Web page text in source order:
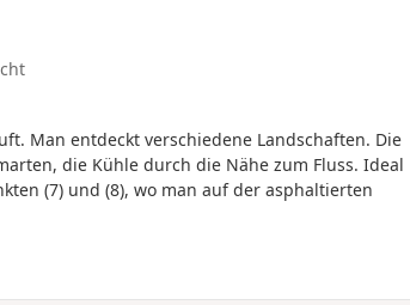
Man entdeckt verschiedene Landschaften. Die
die Kühle durch die Nähe zum Fluss. Ideal
(7) und (8), wo man auf der asphaltierten